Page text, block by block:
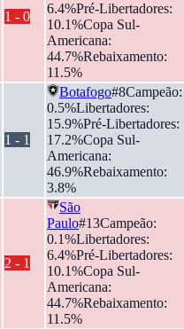
1 - 0
6.4%Pré-Libertadores:
10.1%Copa Sul-
Americana:
44.7%Rebaixamento:
11.5%
1 - 1
Botafogo#8Campeão:
0.5%Libertadores:
15.9%Pré-Libertadores:
17.2%Copa Sul-
Americana:
46.9%Rebaixamento:
3.8%
2 - 1
São
Paulo#13Campeão:
0.1%Libertadores:
6.4%Pré-Libertadores:
10.1%Copa Sul-
Americana:
44.7%Rebaixamento:
11.5%